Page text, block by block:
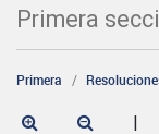
Primera
Primera
|